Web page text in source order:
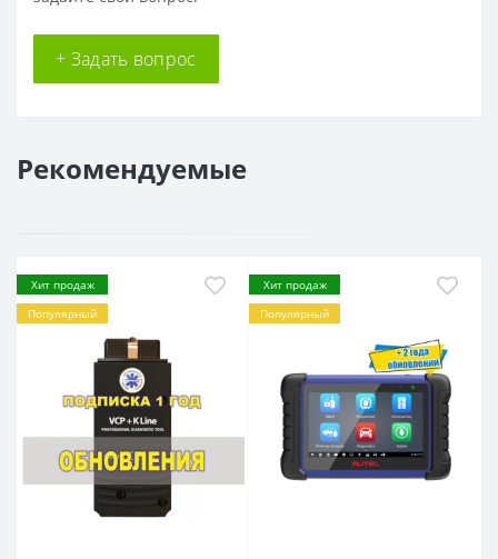
+ Задать вопрос
Рекомендуемые
Хит продаж
Популярный
Хит продаж
Популярный